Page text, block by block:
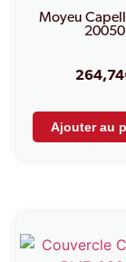
Moyeu
20050
264,74
Ajouter au